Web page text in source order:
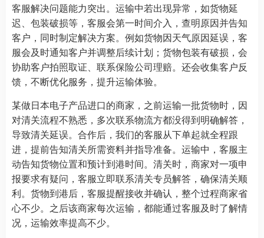
客服解决问题能力突出。运输中若出现异常，如货物延
迟、包装破损等，客服会第一时间介入，查明原因并告知
客户，同时制定解决方案。例如货物因天气原因延误，客
服会及时通知客户并调整后续计划；货物包装有破损，会
协助客户拍照取证、联系保险公司理赔。还会收集客户反
馈，不断优化服务，提升运输体验。
某做日本电子产品进口的商家，之前运输一批货物时，因
对清关流程不熟悉，多次联系物流方都没得到明确解答，
导致清关延误。合作后，我们的客服从下单起就全程跟
进，提前告知清关所需资料并指导准备。运输中，客服主
动告知货物位置和预计到港时间。清关时，商家对一项申
报要求有疑问，客服立即联系清关专员解答，确保清关顺
利。货物到港后，客服提醒接收并确认，整个过程商家省
心不少。之后该商家每次运输，都能通过客服及时了解情
况，运输效率提高不少。